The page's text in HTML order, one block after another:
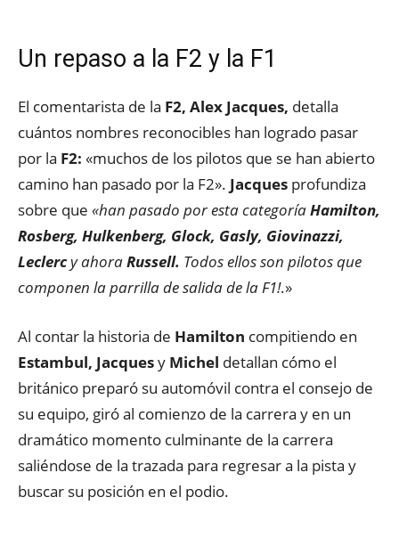
Un repaso a la F2 y la F1
El comentarista de la F2, Alex Jacques, detalla
cuántos nombres reconocibles han logrado pasar
por la F2: «muchos de los pilotos que se han abierto
camino han pasado por la F2». Jacques profundiza
sobre que «han pasado por esta categoríaHamilton,
Rosberg, Hulkenberg, Glock, Gasly, Giovinazzi,
Leclercy ahoraRussell. Todos ellos son pilotos que
componen la parrilla de salida de la F1!.»
Al contar la historia de Hamilton compitiendo en
Estambul, Jacquesy Michel detallan cómo el
británico preparó su automóvil contra el consejo de
su equipo, giró al comienzo de la carrera y en un
dramático momento culminante de la carrera
saliéndose de la trazada para regresar a la pista y
buscar su posición en el podio.